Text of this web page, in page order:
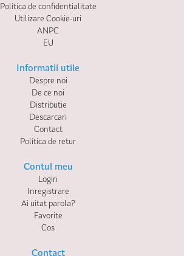
Politica de confidentialitate
Utilizare Cookie-uri
ANPC
EU
Informatii utile
Despre noi
De ce noi
Distributie
Descarcari
Contact
Politica de retur
Contul meu
Login
Inregistrare
Ai uitat parola?
Favorite
Cos
Contact